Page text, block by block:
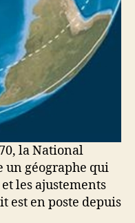
la National
un géographe qui
les ajustements
est en poste depuis